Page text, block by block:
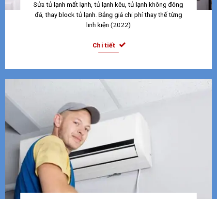
Sửa tủ lạnh mất lạnh, tủ lạnh kêu, tủ lạnh không đông
đá, thay block tủ lạnh. Bảng giá chi phí thay thế từng
linh kiện (2022)
Chi tiết